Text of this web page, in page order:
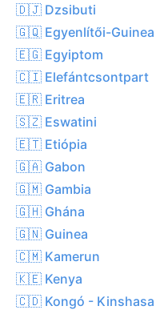
🇩🇯 Dzsibuti
🇬🇶 Egyenlítői-Guinea
🇪🇬 Egyiptom
🇨🇮 Elefántcsontpart
🇪🇷 Eritrea
🇸🇿 Eswatini
🇪🇹 Etiópia
🇬🇦 Gabon
🇬🇲 Gambia
🇬🇭 Ghána
🇬🇳 Guinea
🇨🇲 Kamerun
🇰🇪 Kenya
🇨🇩 Kongó - Kinshasa